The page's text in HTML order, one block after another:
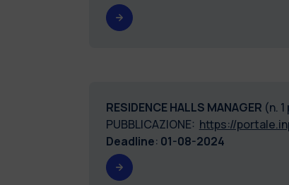
RESIDENCE HALLS MANAGER (n.
PUBBLICAZIONE: https://
Deadline: 01-08-2024